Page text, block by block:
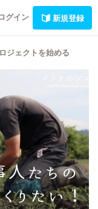
グイン 新規登録
ジェクトを始める